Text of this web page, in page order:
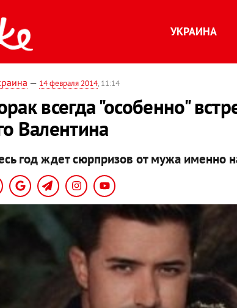
УКРАИНА
— 14 февраля 2014, 11:14
всегда "особенно"
Валентина
год ждет сюрпризов от мужа именно